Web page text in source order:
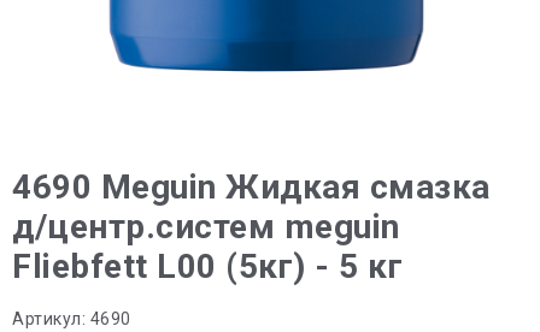
4690 Meguin Жидкая смазка
д/центр.систем meguin
Fliebfett L00 (5кг) - 5 кг
Артикул: 4690